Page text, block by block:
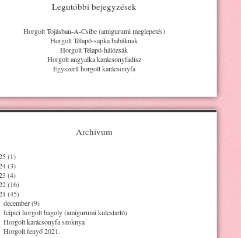
Legutóbbi bejegyzések
Horgolt Tojásban-A-Csibe (amigurumi meglepetés)
Horgolt Télapó-sapka babáknak
Horgolt Télapó-hálózsák
Horgolt angyalka karácsonyfadísz
Egyszerű horgolt karácsonyfa
Archívum
(1)
(3)
(4)
(16)
(45)
december (9)
Icipici horgolt bagoly (amigurumi kulcstartó)
Horgolt karácsonyfa szoknya
Horgolt fenyő 2021.